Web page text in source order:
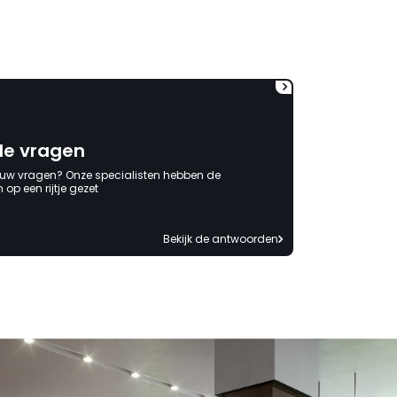
vragen
vragen? Onze specialisten hebben de
een rijtje gezet
Bekijk de antwoorden